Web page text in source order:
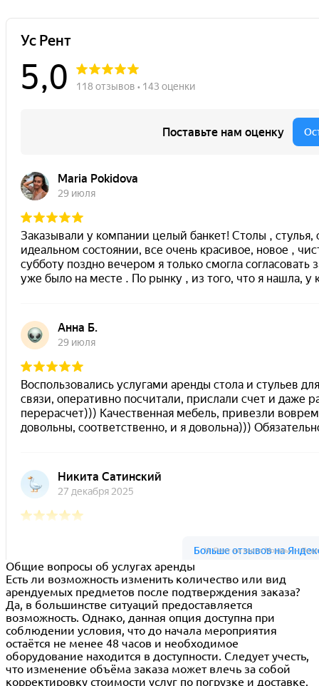
Ус Рент на карте Москвы —
Общие вопросы об услугах аренды
Есть ли возможность изменить количество или вид
арендуемых предметов после подтверждения заказа?
Да, в большинстве ситуаций предоставляется
возможность. Однако, данная опция доступна при
соблюдении условия, что до начала мероприятия
остаётся не менее 48 часов и необходимое
оборудование находится в доступности. Следует учесть,
что изменение объёма заказа может влечь за собой
корректировку стоимости услуг по погрузке и доставке.